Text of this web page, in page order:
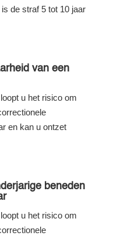
de straf 5 tot 10 jaar
van een
u het risico om
en kan u ontzet
beneden
u het risico om